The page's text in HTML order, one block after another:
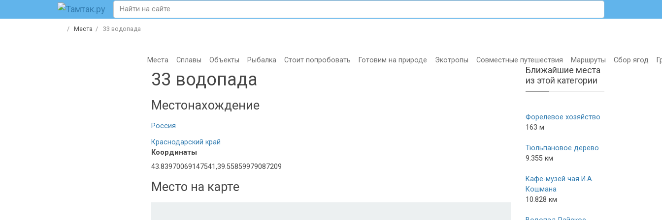
Места 33 водопада
Места Сплавы Объекты Рыбалка Стоит попробовать Готовим на природе Экотропы Совместные путешествия Маршруты Сбор ягод
33 водопада
Местонахождение
Россия
Краснодарский край
Координаты
43.83970069147541,39.55859979087209
Место на карте
Ближайшие места
из этой категории
Форелевое хозяйство
163 м
Тюльпановое дерево
9.355 км
Кафе-музей чая И.А.
Кошмана
10.828 км